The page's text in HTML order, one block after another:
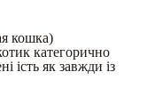
кошка)
категорично
ість як завжди із